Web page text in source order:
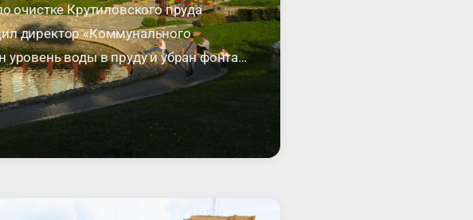
очистке Крутиловского пруда
директор «Коммунального
воды в пруду и убран фонтан,